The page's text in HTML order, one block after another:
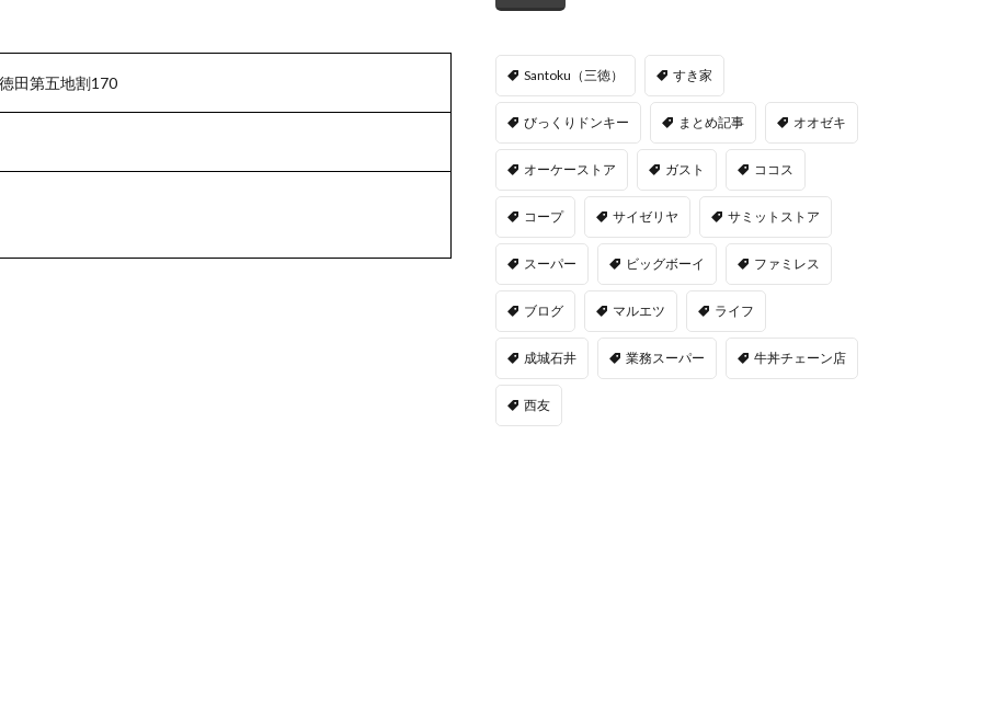
田第五地割170 Santoku（三徳） すき家
びっくりドンキー まとめ記事 オオゼキ
オーケーストア ガスト ココス
コープ サイゼリヤ サミットストア
スーパー ビッグボーイ ファミレス
ブログ マルエツ ライフ
成城石井 業務スーパー 牛丼チェーン店
西友